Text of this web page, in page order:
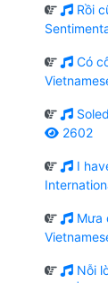
Rồi
Có
2602
I
Mưa
Nỗi